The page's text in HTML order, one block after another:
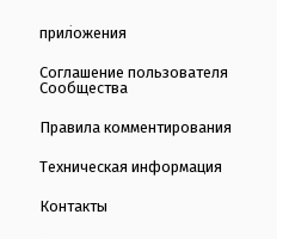
приложения
Соглашение пользователя
Сообщества
Правила комментирования
Техническая информация
Контакты